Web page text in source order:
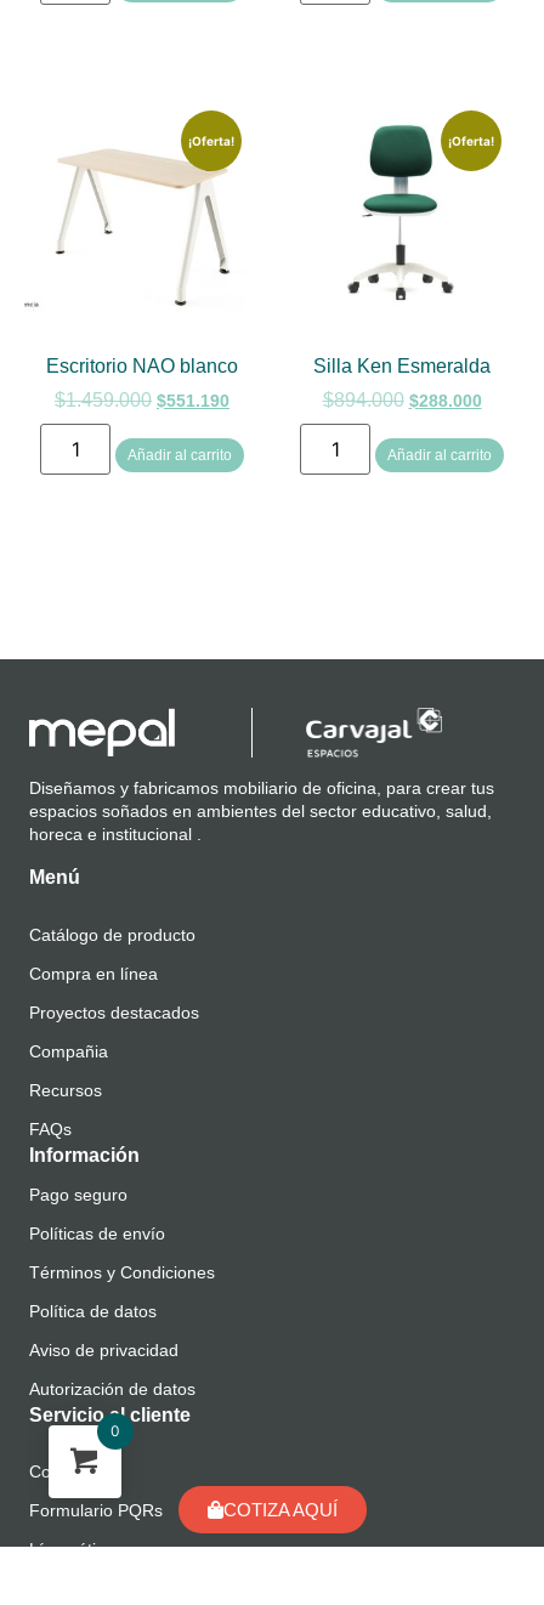
COTIZA AQUÍ
¡Oferta!
Escritorio NAO blanco
$1.459.000 $551.190
Añadir al carrito
¡Oferta!
Silla Ken Esmeralda
$894.000 $288.000
Añadir al carrito
Diseñamos y fabricamos mobiliario de oficina, para crear tus
espacios soñados en ambientes del sector educativo, salud,
horeca e institucional .
Menú
Catálogo de producto
Compra en línea
Proyectos destacados
Compañia
Recursos
FAQs
Información
Pago seguro
Políticas de envío
Términos y Condiciones
Política de datos
Aviso de privacidad
Autorización de datos
Servicio al cliente
Contacto
Formulario PQRs
Línea ética
0